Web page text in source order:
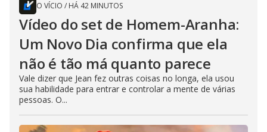
O VÍCIO / HÁ 42 MINUTOS
Vídeo do set de Homem-Aranha:
Um Novo Dia confirma que ela
não é tão má quanto parece
Vale dizer que Jean fez outras coisas no longa, ela usou
sua habilidade para entrar e controlar a mente de várias
pessoas. O...